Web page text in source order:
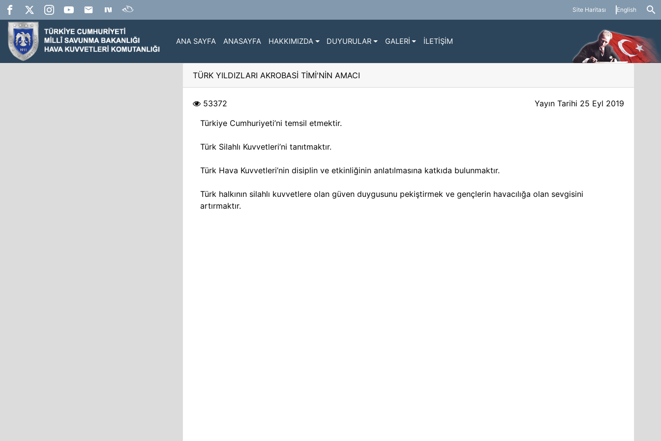
Site Haritası English
ANA SAYFA ANASAYFA HAKKIMIZDA DUYURULAR GALERİ İLETİŞİM
TÜRK YILDIZLARI AKROBASİ TİMİ'NİN AMACI
53372 Yayın Tarihi 25 Eyl 2019
Türkiye Cumhuriyeti’ni temsil etmektir.
Türk Silahlı Kuvvetleri’ni tanıtmaktır.
Türk Hava Kuvvetleri’nin disiplin ve etkinliğinin anlatılmasına katkıda bulunmaktır.
Türk halkının silahlı kuvvetlere olan güven duygusunu pekiştirmek ve gençlerin havacılığa olan sevgisini
artırmaktır.